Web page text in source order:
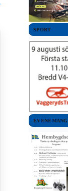
SPORT
EVENEMANG